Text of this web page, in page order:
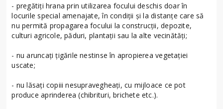
- pregătiți hrana prin utilizarea focului deschis doar în
locurile special amenajate, în condiții și la distanțe care să
nu permită propagarea focului la construcții, depozite,
culturi agricole, păduri, plantații sau la alte vecinătăți;
- nu aruncați țigările nestinse în apropierea vegetației
uscate;
- nu lăsați copiii nesupravegheați, cu mijloace ce pot
produce aprinderea (chibrituri, brichete etc.).